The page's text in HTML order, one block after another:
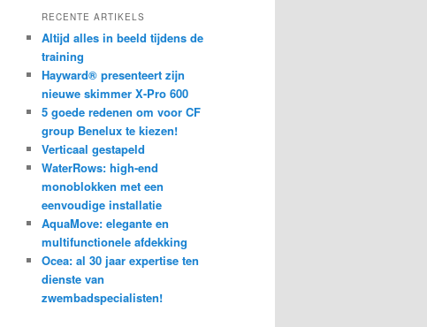
RECENTE ARTIKELS
Altijd alles in beeld tijdens de
training
Hayward® presenteert zijn
nieuwe skimmer X-Pro 600
5 goede redenen om voor CF
group Benelux te kiezen!
Verticaal gestapeld
WaterRows: high-end
monoblokken met een
eenvoudige installatie
AquaMove: elegante en
multifunctionele afdekking
Ocea: al 30 jaar expertise ten
dienste van
zwembadspecialisten!